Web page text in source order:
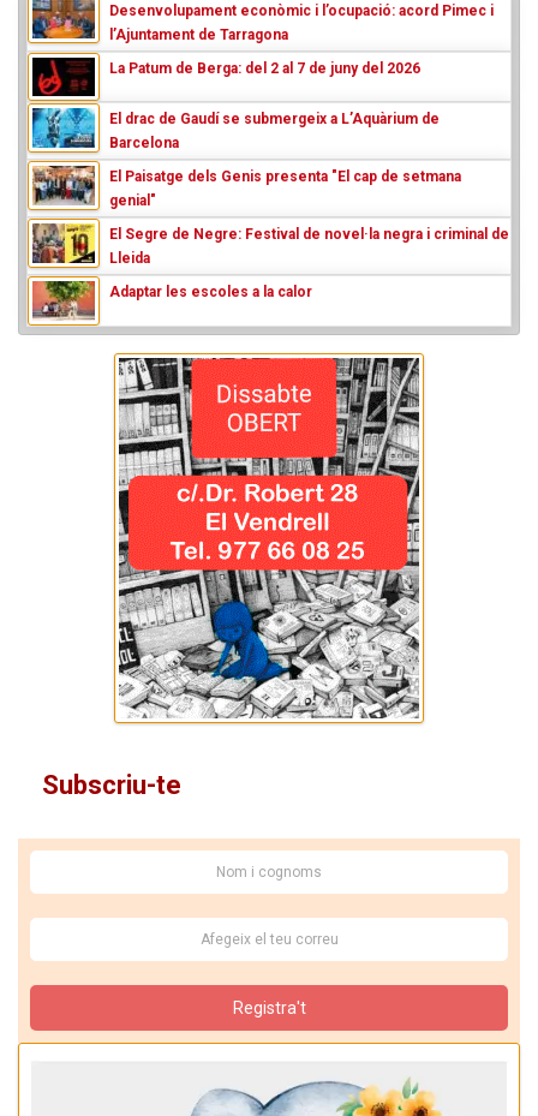
Desenvolupament econòmic i l’ocupació: acord Pimec i
l’Ajuntament de Tarragona
La Patum de Berga: del 2 al 7 de juny del 2026
El drac de Gaudí se submergeix a L’Aquàrium de
Barcelona
El Paisatge dels Genis presenta "El cap de setmana
genial"
El Segre de Negre: Festival de novel·la negra i criminal de
Lleida
Adaptar les escoles a la calor
Subscriu-te
Registra't